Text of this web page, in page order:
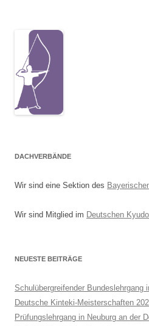
DACHVERBÄNDE
Wir sind eine Sektion des
Wir sind Mitglied im Deutschen
NEUESTE BEITRÄGE
Schulübergreifender Bundeslehrgang
Deutsche Kinteki-Meisterschaften
Prüfungslehrgang in Neuburg an der